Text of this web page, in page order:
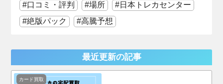
口コミ・評判
場所
日本トレカセンター
絶版パック
高騰予想
最近更新の記事
カード買取